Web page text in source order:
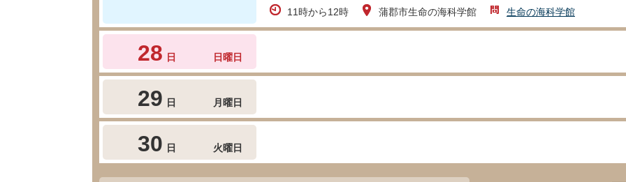
11時から12時
蒲郡市生命の海科学館 生命の海科学館
28 日 日曜日
29 日 月曜日
30 日 火曜日